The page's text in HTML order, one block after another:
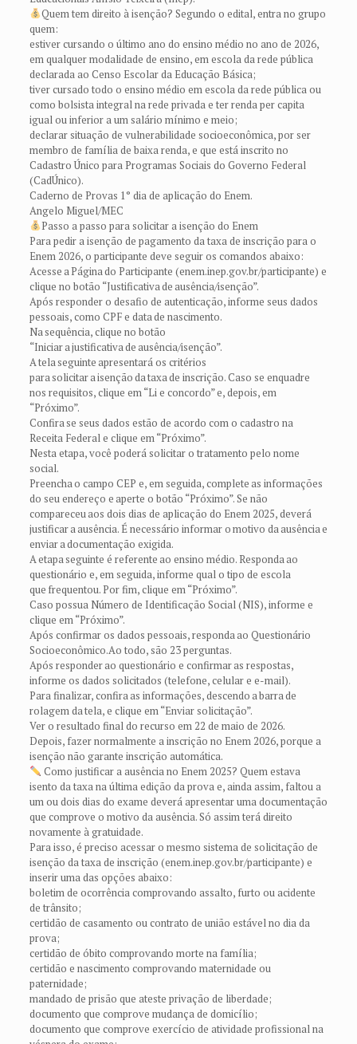
Quem tem direito à isenção? Segundo o edital, entra no grupo
quem:
estiver cursando o último ano do ensino médio no ano de 2026,
em qualquer modalidade de ensino, em escola da rede pública
declarada ao Censo Escolar da Educação Básica;
tiver cursado todo o ensino médio em escola da rede pública ou
como bolsista integral na rede privada e ter renda per capita
igual ou inferior a um salário mínimo e meio;
declarar situação de vulnerabilidade socioeconômica, por ser
membro de família de baixa renda, e que está inscrito no
Cadastro Único para Programas Sociais do Governo Federal
(CadÚnico).
Caderno de Provas 1° dia de aplicação do Enem.
Angelo Miguel/MEC
Passo a passo para solicitar a isenção do Enem
Para pedir a isenção de pagamento da taxa de inscrição para o
Enem 2026, o participante deve seguir os comandos abaixo:
Acesse a Página do Participante (enem.inep.gov.br/participante) e
clique no botão “Justificativa de ausência/isenção”.
Após responder o desafio de autenticação, informe seus dados
pessoais, como CPF e data de nascimento.
Na sequência, clique no botão
“Iniciar a justificativa de ausência/isenção”.
A tela seguinte apresentará os critérios
para solicitar a isenção da taxa de inscrição. Caso se enquadre
nos requisitos, clique em “Li e concordo” e, depois, em
“Próximo”.
Confira se seus dados estão de acordo com o cadastro na
Receita Federal e clique em “Próximo”.
Nesta etapa, você poderá solicitar o tratamento pelo nome
social.
Preencha o campo CEP e, em seguida, complete as informações
do seu endereço e aperte o botão “Próximo”. Se não
compareceu aos dois dias de aplicação do Enem 2025, deverá
justificar a ausência. É necessário informar o motivo da ausência e
enviar a documentação exigida.
A etapa seguinte é referente ao ensino médio. Responda ao
questionário e, em seguida, informe qual o tipo de escola
que frequentou. Por fim, clique em “Próximo”.
Caso possua Número de Identificação Social (NIS), informe e
clique em “Próximo”.
Após confirmar os dados pessoais, responda ao Questionário
Socioeconômico. Ao todo, são 23 perguntas.
Após responder ao questionário e confirmar as respostas,
informe os dados solicitados (telefone, celular e e-mail).
Para finalizar, confira as informações, descendo a barra de
rolagem da tela, e clique em “Enviar solicitação”.
Ver o resultado final do recurso em 22 de maio de 2026.
Depois, fazer normalmente a inscrição no Enem 2026, porque a
isenção não garante inscrição automática.
Como justificar a ausência no Enem 2025? Quem estava
isento da taxa na última edição da prova e, ainda assim, faltou a
um ou dois dias do exame deverá apresentar uma documentação
que comprove o motivo da ausência. Só assim terá direito
novamente à gratuidade.
Para isso, é preciso acessar o mesmo sistema de solicitação de
isenção da taxa de inscrição (enem.inep.gov.br/participante) e
inserir uma das opções abaixo:
boletim de ocorrência comprovando assalto, furto ou acidente
de trânsito;
certidão de casamento ou contrato de união estável no dia da
prova;
certidão de óbito comprovando morte na família;
certidão e nascimento comprovando maternidade ou
paternidade;
mandado de prisão que ateste privação de liberdade;
documento que comprove mudança de domicílio;
documento que comprove exercício de atividade profissional na